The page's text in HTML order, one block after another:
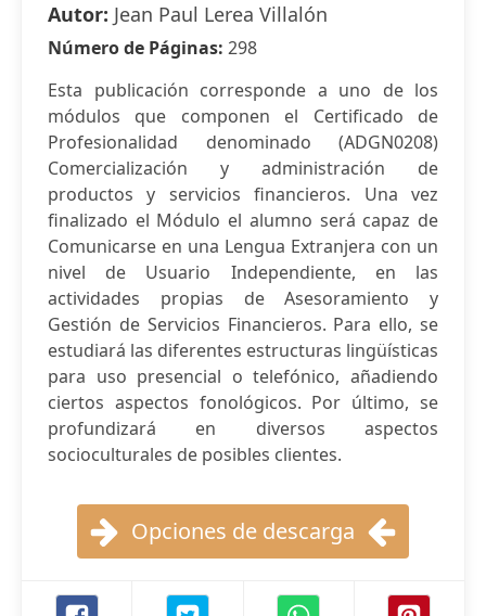
Autor: Jean Paul Lerea Villalón
Número de Páginas: 298
Esta publicación corresponde a uno de los
módulos que componen el Certificado de
Profesionalidad denominado (ADGN0208)
Comercialización y administración de
productos y servicios financieros. Una vez
finalizado el Módulo el alumno será capaz de
Comunicarse en una Lengua Extranjera con un
nivel de Usuario Independiente, en las
actividades propias de Asesoramiento y
Gestión de Servicios Financieros. Para ello, se
estudiará las diferentes estructuras lingüísticas
para uso presencial o telefónico, añadiendo
ciertos aspectos fonológicos. Por último, se
profundizará en diversos aspectos
socioculturales de posibles clientes.
Opciones de descarga